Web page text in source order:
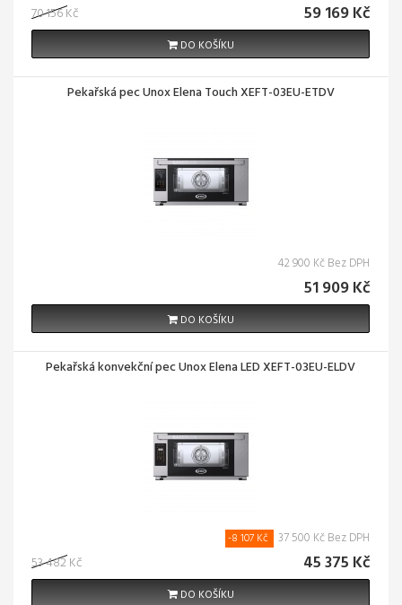
70 156 Kč 59 169 Kč
DO KOŠÍKU
Pekařská pec Unox Elena Touch XEFT-03EU-ETDV
42 900 Kč Bez DPH
51 909 Kč
DO KOŠÍKU
Pekařská konvekční pec Unox Elena LED XEFT-03EU-ELDV
53 482 Kč
-8 107 Kč 37 500 Kč Bez DPH
45 375 Kč
DO KOŠÍKU